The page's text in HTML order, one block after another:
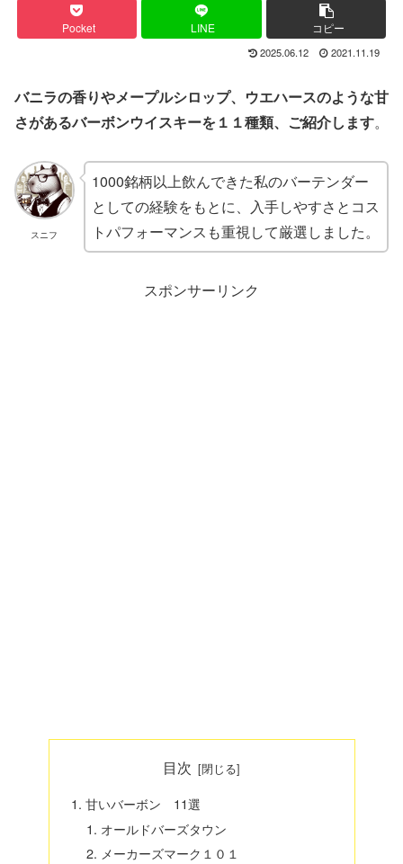
Pocket LINE コピー
2025.06.12 2021.11.19
バニラの香りやメープルシロップ、ウエハースのような甘
さがあるバーボンウイスキーを１１種類、ご紹介します。
スニフ
1000銘柄以上飲んできた私のバーテンダー
としての経験をもとに、入手しやすさとコス
トパフォーマンスも重視して厳選しました。
スポンサーリンク
目次
甘いバーボン 11選
オールドバーズタウン
メーカーズマーク１０１